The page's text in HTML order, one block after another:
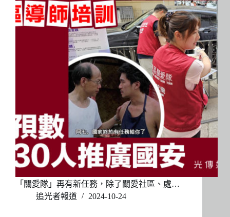
「關愛隊」再有新任務，除了關愛社區、處…
追光者報道
2024-10-24